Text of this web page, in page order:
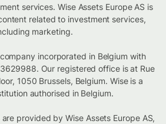
services. Wise Assets Europe AS is
related to investment services,
marketing.
incorporated in Belgium with
Our registered office is at Rue
1050 Brussels, Belgium. Wise is a
authorised in Belgium.
provided by Wise Assets Europe AS,